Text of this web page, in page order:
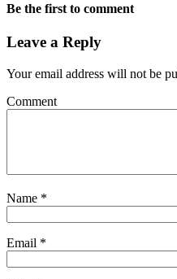
Be the first to comment
Leave a Reply
Your email address will not be
Comment
Name *
Email *